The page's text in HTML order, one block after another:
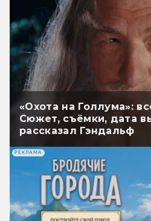
«Охота на Голлума»:
Сюжет, съёмки, дата
рассказал Гэндальф
РЕКЛАМА